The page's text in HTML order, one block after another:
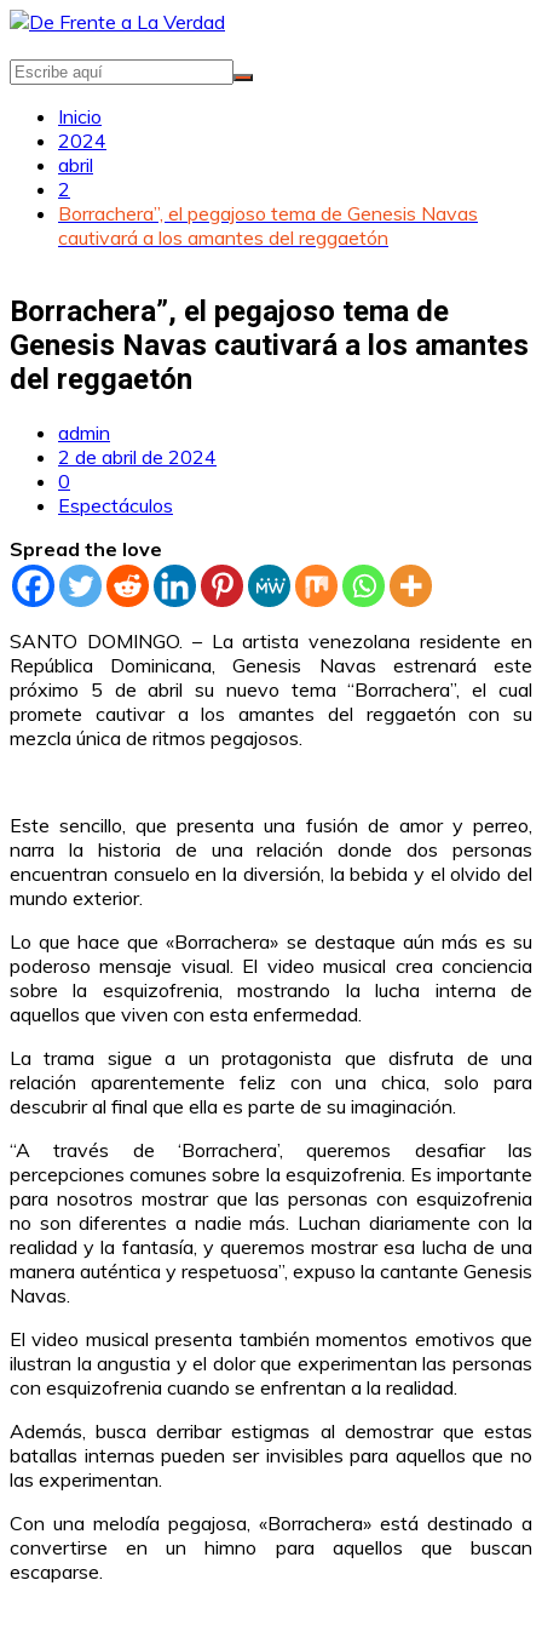
Saltar
contenido
Inicio
2024
abril
2
Borrachera”, el pegajoso tema de Genesis Navas
cautivará a los amantes del reggaetón
Borrachera”, el pegajoso tema de
Genesis Navas cautivará a los amantes
del reggaetón
admin
2 de abril de 2024
0
Espectáculos
Spread the love
SANTO DOMINGO. – La artista venezolana residente en
República Dominicana, Genesis Navas estrenará este
próximo 5 de abril su nuevo tema “Borrachera”, el cual
promete cautivar a los amantes del reggaetón con su
mezcla única de ritmos pegajosos.
Este sencillo, que presenta una fusión de amor y perreo,
narra la historia de una relación donde dos personas
encuentran consuelo en la diversión, la bebida y el olvido del
mundo exterior.
Lo que hace que «Borrachera» se destaque aún más es su
poderoso mensaje visual. El video musical crea conciencia
sobre la esquizofrenia, mostrando la lucha interna de
aquellos que viven con esta enfermedad.
La trama sigue a un protagonista que disfruta de una
relación aparentemente feliz con una chica, solo para
descubrir al final que ella es parte de su imaginación.
“A través de ‘Borrachera’, queremos desafiar las
percepciones comunes sobre la esquizofrenia. Es importante
para nosotros mostrar que las personas con esquizofrenia
no son diferentes a nadie más. Luchan diariamente con la
realidad y la fantasía, y queremos mostrar esa lucha de una
manera auténtica y respetuosa”, expuso la cantante Genesis
Navas.
El video musical presenta también momentos emotivos que
ilustran la angustia y el dolor que experimentan las personas
con esquizofrenia cuando se enfrentan a la realidad.
Además, busca derribar estigmas al demostrar que estas
batallas internas pueden ser invisibles para aquellos que no
las experimentan.
Con una melodía pegajosa, «Borrachera» está destinado a
convertirse en un himno para aquellos que buscan
escaparse.